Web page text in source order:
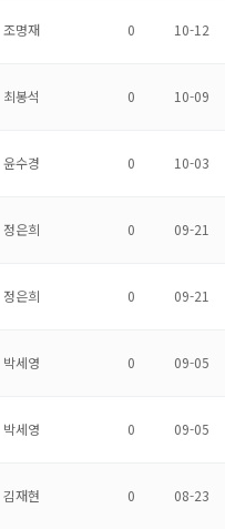
조명재 0 10-12
최봉석 0 10-09
윤수경 0 10-03
정은희 0 09-21
정은희 0 09-21
박세영 0 09-05
박세영 0 09-05
김재현 0 08-23